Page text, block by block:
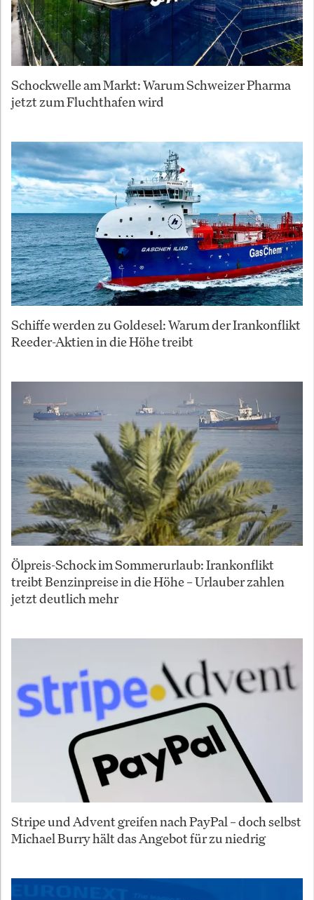
Schockwelle am Markt: Warum Schweizer Pharma
jetzt zum Fluchthafen wird
Schiffe werden zu Goldesel: Warum der Irankonflikt
Reeder-Aktien in die Höhe treibt
Ölpreis-Schock im Sommerurlaub: Irankonflikt
treibt Benzinpreise in die Höhe – Urlauber zahlen
jetzt deutlich mehr
Stripe und Advent greifen nach PayPal – doch selbst
Michael Burry hält das Angebot für zu niedrig